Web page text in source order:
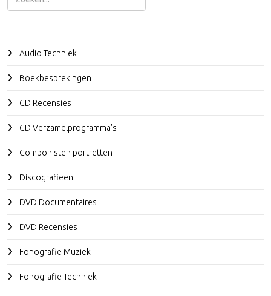
Audio Techniek
Boekbesprekingen
CD Recensies
CD Verzamelprogramma's
Componisten portretten
Discografieën
DVD Documentaires
DVD Recensies
Fonografie Muziek
Fonografie Techniek